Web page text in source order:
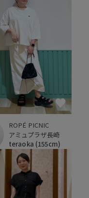
ROPÉ PICNIC
アミュプラザ長崎
teraoka (155cm)